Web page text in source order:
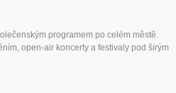
programem po celém městě.
open-air koncerty a festivaly pod širým